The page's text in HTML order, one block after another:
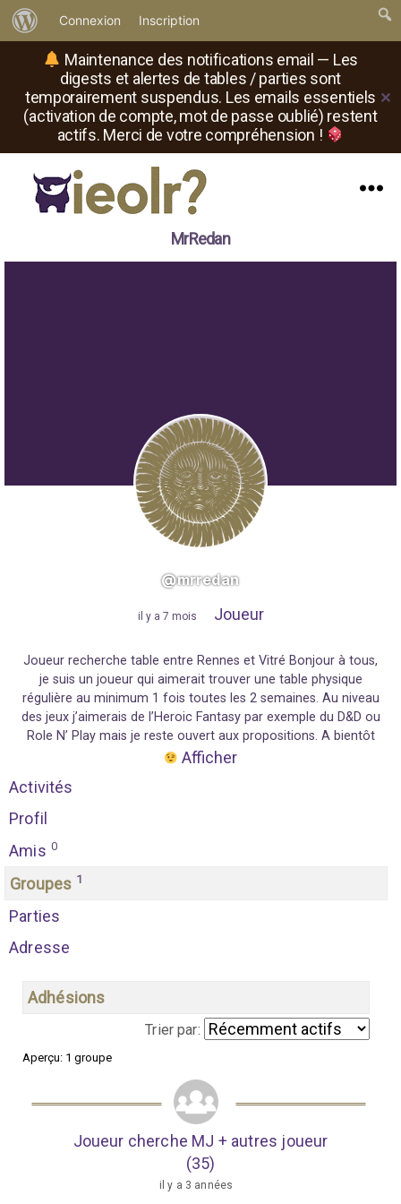
Maintenance des notifications email — Les
digests et alertes de tables / parties sont
temporairement suspendus. Les emails essentiels
(activation de compte, mot de passe oublié) restent
actifs. Merci de votre compréhension !
✕
propos
de
WordPress
Connexion Inscription
où
MrRedan
@mrredan
il y a 7 mois Joueur
Joueur recherche table entre Rennes et Vitré Bonjour à tous,
je suis un joueur qui aimerait trouver une table physique
régulière au minimum 1 fois toutes les 2 semaines. Au niveau
des jeux j’aimerais de l’Heroic Fantasy par exemple du D&D ou
Role N’ Play mais je reste ouvert aux propositions. A bientôt
Afficher
Activités
Profil
Amis 0
Groupes 1
Parties
Adresse
Adhésions
Trier par:
G
Aperçu: 1 groupe
Joueur cherche MJ + autres joueur
(35)
il y a 3 années